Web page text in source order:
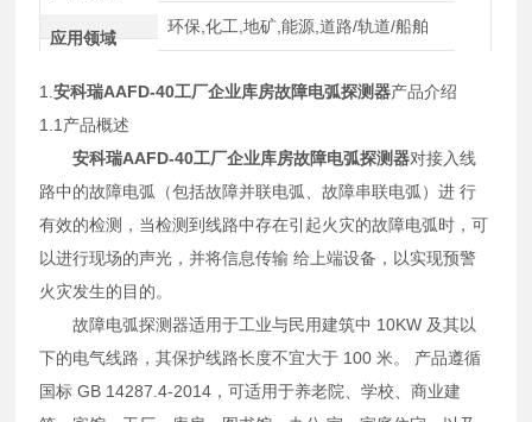
应用领域
环保,化工,地矿,能源,道路/轨道/船舶
1.安科瑞AAFD-40工厂企业库房故障电弧探测器产品介绍
1.1产品概述
安科瑞AAFD-40工厂企业库房故障电弧探测器对接入线
路中的故障电弧（包括故障并联电弧、故障串联电弧）进 行
有效的检测，当检测到线路中存在引起火灾的故障电弧时，可
以进行现场的声光，并将信息传输 给上端设备，以实现预警
火灾发生的目的。
故障电弧探测器适用于工业与民用建筑中 10KW 及其以
下的电气线路，其保护线路长度不宜大于 100 米。 产品遵循
国标 GB 14287.4-2014，可适用于养老院、学校、商业建